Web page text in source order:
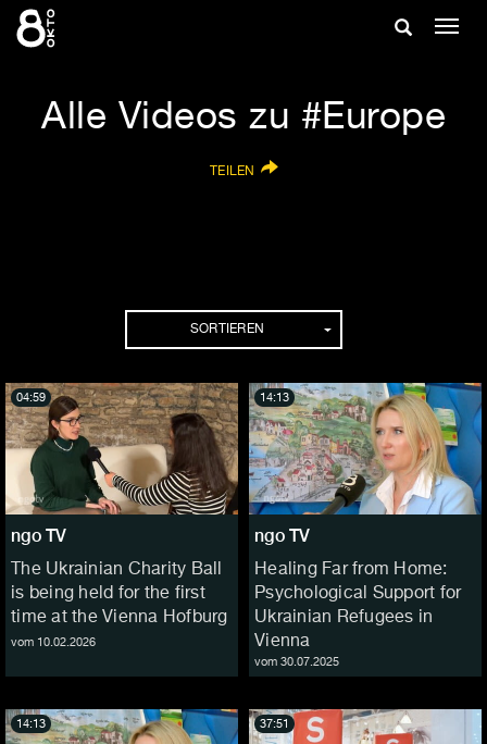
Zum
Inhalt
Suche
Alle Videos zu #Europe
TEILEN
SORTIEREN
ngo TV
The Ukrainian Charity Ball
is being held for the first
time at the Vienna Hofburg
vom 10.02.2026
04:59
ngo TV
Healing Far from Home:
Psychological Support for
Ukrainian Refugees in
Vienna
vom 30.07.2025
14:13
14:13 37:51